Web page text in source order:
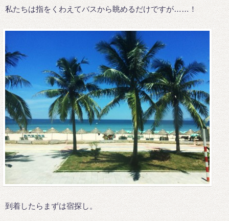
私たちは指をくわえてバスから眺めるだけですが……！
到着したらまずは宿探し。